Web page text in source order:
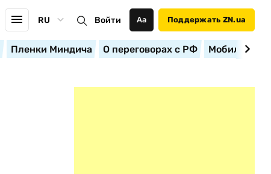
RU Войти Аа Поддержать ZN.ua
Пленки Миндича О переговорах с РФ